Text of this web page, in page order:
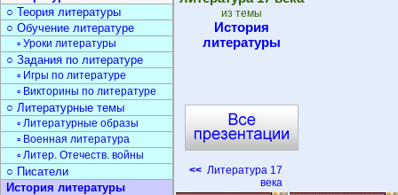
из темы
История
литературы
<< Литература 17
века
○ Теория литературы
○ Обучение литературе
▫ Уроки литературы
○ Задания по литературе
▫ Игры по литературе
▫ Викторины по литературе
○ Литературные темы
▫ Литературные образы
▫ Военная литература
▫ Литер. Отечеств. войны
○ Писатели
История литературы